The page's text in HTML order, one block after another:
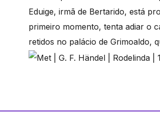
Eduige, irmã de Bertarido, está
primeiro momento, tenta adiar o
retidos no palácio de Grimoaldo,